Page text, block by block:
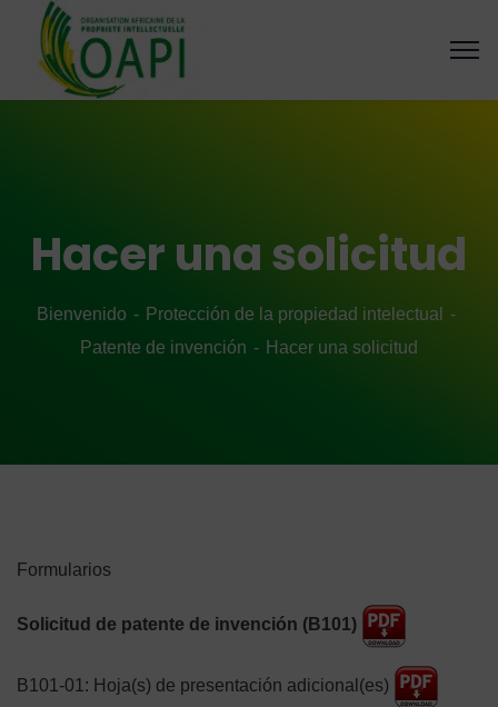
Hacer una solicitud
Bienvenido
Protección de la propiedad intelectual
Patente de invención
Hacer una solicitud
Formularios
Solicitud de patente de invención (B101)
B101-01: Hoja(s) de presentación adicional(es)